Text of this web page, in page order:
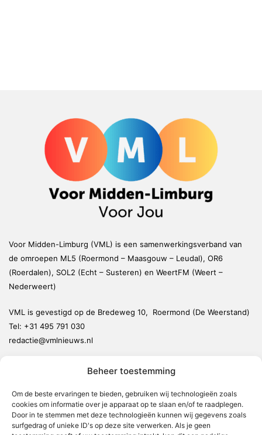
Beheer toestemming
Om de beste ervaringen te bieden, gebruiken wij technologieën zoals
cookies om informatie over je apparaat op te slaan en/of te raadplegen.
Door in te stemmen met deze technologieën kunnen wij gegevens zoals
surfgedrag of unieke ID's op deze site verwerken. Als je geen
Voor Midden-Limburg (VML) is een samenwerkingsverband van
de omroepen ML5 (Roermond – Maasgouw – Leudal), OR6
(Roerdalen), SOL2 (Echt – Susteren) en WeertFM (Weert –
Nederweert)
VML is gevestigd op de Bredeweg 10, Roermond (De Weerstand)
Tel: +31 495 791 030
redactie@vmlnieuws.nl
Leudal
Maasgouw